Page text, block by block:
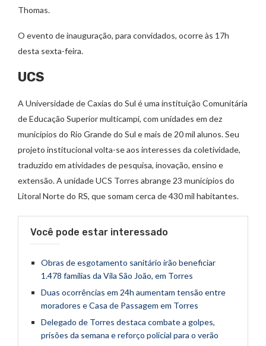
Thomas.
O evento de inauguração, para convidados, ocorre às 17h
desta sexta-feira.
UCS
A Universidade de Caxias do Sul é uma instituição Comunitária
de Educação Superior multicampi, com unidades em dez
municípios do Rio Grande do Sul e mais de 20 mil alunos. Seu
projeto institucional volta-se aos interesses da coletividade,
traduzido em atividades de pesquisa, inovação, ensino e
extensão. A unidade UCS Torres abrange 23 municípios do
Litoral Norte do RS, que somam cerca de 430 mil habitantes.
Você pode estar interessado
Obras de esgotamento sanitário irão beneficiar
1.478 famílias da Vila São João, em Torres
Duas ocorrências em 24h aumentam tensão entre
moradores e Casa de Passagem em Torres
Delegado de Torres destaca combate a golpes,
prisões da semana e reforço policial para o verão